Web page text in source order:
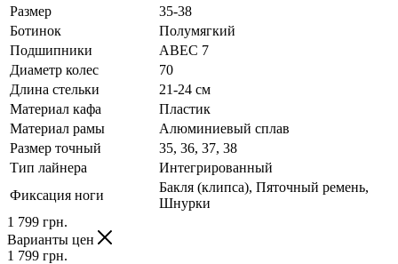
Размер
35-38
Ботинок
Полумягкий
Подшипники
ABEC 7
Диаметр колес
70
Длина стельки
21-24 см
Материал кафа
Пластик
Материал рамы
Алюминиевый сплав
Размер точный
35, 36, 37, 38
Тип лайнера
Интегрированный
Фиксация ноги
Бакля (клипса), Пяточный ремень,
Шнурки
1 799 грн.
Варианты цен
1 799 грн.